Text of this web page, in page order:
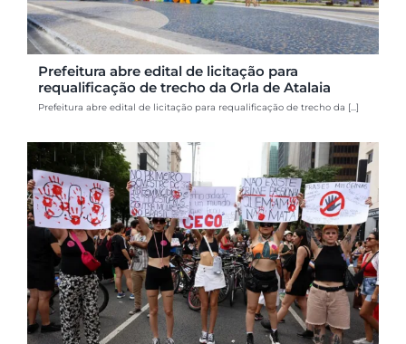
Prefeitura abre edital de licitação para
requalificação de trecho da Orla de Atalaia
Prefeitura abre edital de licitação para requalificação de trecho da [...]